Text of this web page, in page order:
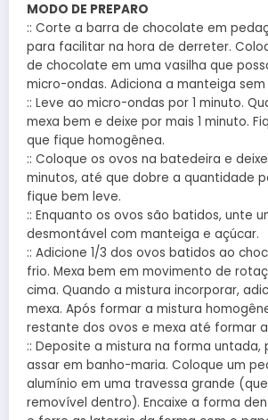
MODO DE PREPARO
:: Corte a barra de chocolate em
para facilitar na hora de derreter.
de chocolate em uma vasilha que
micro-ondas. Adiciona a manteiga sem
:: Leve ao micro-ondas por 1 minuto.
mexa bem e deixe por mais 1 minuto.
que fique homogênea.
:: Coloque os ovos na batedeira e
minutos, até que dobre a quantidade
fique bem leve.
:: Enquanto os ovos são batidos, unte
desmontável com manteiga e açúcar.
:: Adicione 1/3 dos ovos batidos ao
frio. Mexa bem em movimento de
cima. Quando a mistura incorporar,
mexa. Após formar a mistura
restante dos ovos e mexa até formar
:: Deposite a mistura na forma
assar em banho-maria. Coloque um
alumínio em uma travessa grande
removível dentro). Encaixe a forma